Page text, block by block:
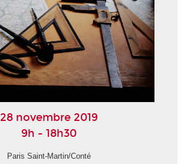
28 novembre 2019
9h - 18h30
Paris Saint-Martin/Conté